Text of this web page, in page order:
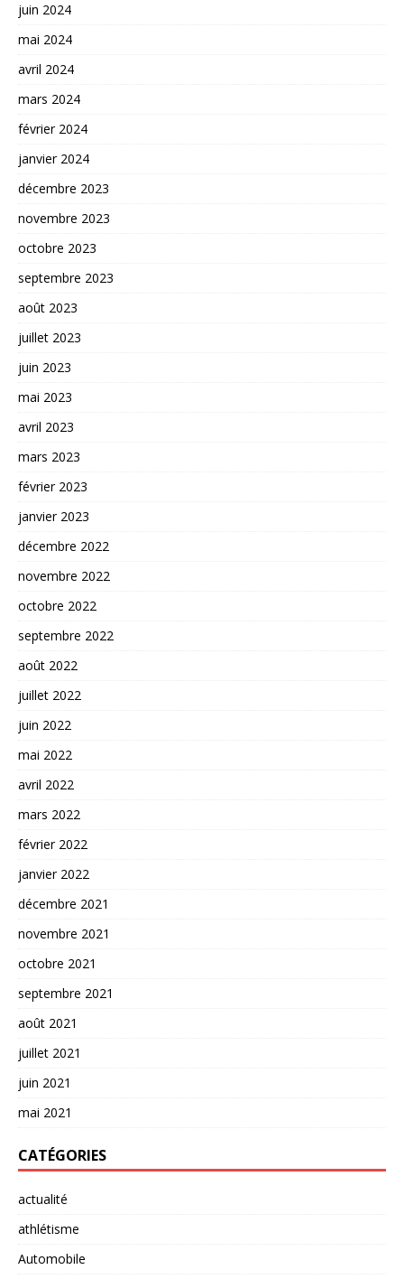
juin 2024
mai 2024
avril 2024
mars 2024
février 2024
janvier 2024
décembre 2023
novembre 2023
octobre 2023
septembre 2023
août 2023
juillet 2023
juin 2023
mai 2023
avril 2023
mars 2023
février 2023
janvier 2023
décembre 2022
novembre 2022
octobre 2022
septembre 2022
août 2022
juillet 2022
juin 2022
mai 2022
avril 2022
mars 2022
février 2022
janvier 2022
décembre 2021
novembre 2021
octobre 2021
septembre 2021
août 2021
juillet 2021
juin 2021
mai 2021
CATÉGORIES
actualité
athlétisme
Automobile